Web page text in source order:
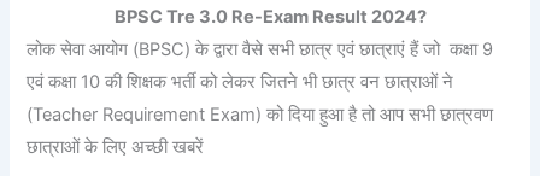
BPSC Tre 3.0 Re-Exam Result 2024?
लोक सेवा आयोग (BPSC) के द्वारा वैसे सभी छात्र एवं छात्राएं हैं जो कक्षा 9
एवं कक्षा 10 की शिक्षक भर्ती को लेकर जितने भी छात्र वन छात्राओं ने
(Teacher Requirement Exam) को दिया हुआ है तो आप सभी छात्रवण
छात्राओं के लिए अच्छी खबरें